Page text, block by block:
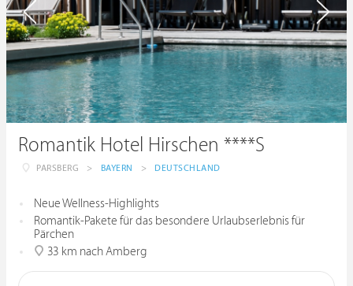
Romantik Hotel Hirschen ****S
PARSBERG > BAYERN > DEUTSCHLAND
Neue Wellness-Highlights
Romantik-Pakete für das besondere Urlaubserlebnis für
Pärchen
33 km nach Amberg